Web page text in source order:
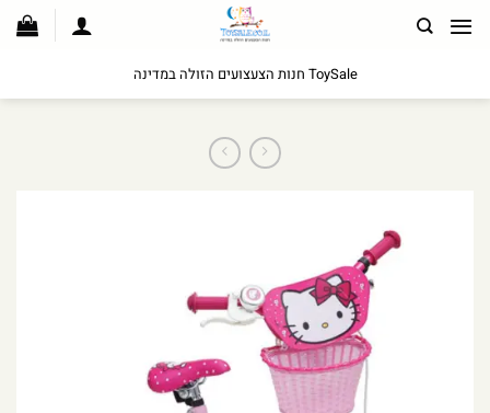
לתוכן
ToySale חנות הצעצועים הזולה במדינה